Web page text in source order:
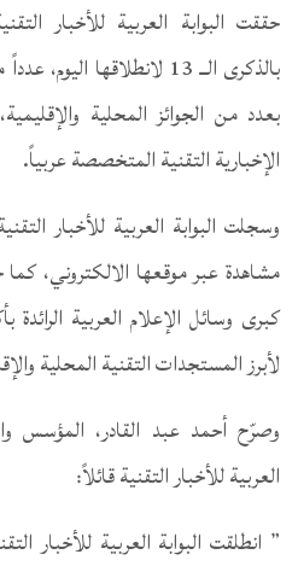
حققت البوابة العربية للأخبار
بالذكرى الــ 13 لانطلاقها
بعدد من الجوائز المحلية
الإخبارية التقنية المتخصصة عربياً.
مشاهدة عبر موقعها الالكتروني، كما
لأبرز المستجدات التقنية المحلية
وصرّح أحمد عبد القادر، المؤسس
العربية للأخبار التقنية قائلاً:
” انطلقت البوابة العربية للأخبار